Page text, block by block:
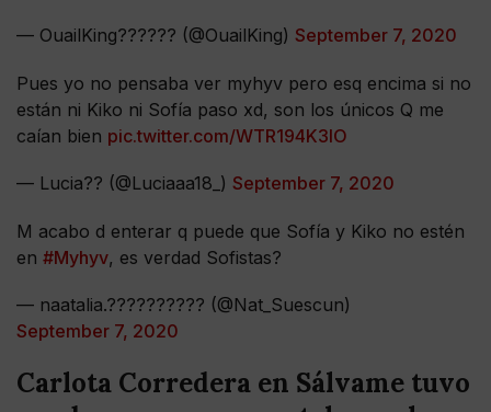
— OuailKing?????? (@OuailKing) September 7, 2020
Pues yo no pensaba ver myhyv pero esq encima si no
están ni Kiko ni Sofía paso xd, son los únicos Q me
caían bien pic.twitter.com/WTR194K3IO
— Lucia?? (@Luciaaa18_) September 7, 2020
M acabo d enterar q puede que Sofía y Kiko no estén
en #Myhyv, es verdad Sofistas?
— naatalia.????????‍?? (@Nat_Suescun)
September 7, 2020
Carlota Corredera en Sálvame tuvo